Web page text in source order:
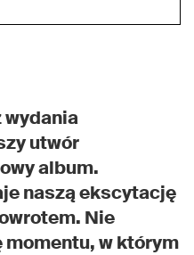
wydania
utwór
album.
naszą ekscytację
Nie
w którym